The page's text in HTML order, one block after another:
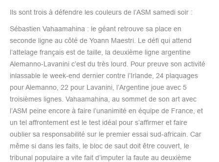
Ils sont trois à défendre les couleurs de l’ASM samedi soir :
Sébastien Vahaamahina : le géant retrouve sa place en
seconde ligne au côté de Yoann Maestri. Le défi qui attend
l’attelage français est de taille, la deuxième ligne argentine
Alemanno-Lavanini c’est du très lourd. Pour preuve son activité
inlassable le week-end dernier contre l’Irlande, 24 plaquages
pour Alemanno, 22 pour Lavanini, l’Argentine joue avec 5
troisièmes lignes. Vahaamahina, au sommet de son art avec
l’ASM peine encore à faire l’unanimité en équipe de France, et
un tel affrontement est le test idéal pour s’affirmer et faire
oublier sa responsabilité sur le premier essai sud-africain. Car
même si dans les faits, le bloc de saut doit être couvert, le
tribunal populaire a vite fait d’imputer la faute au deuxième